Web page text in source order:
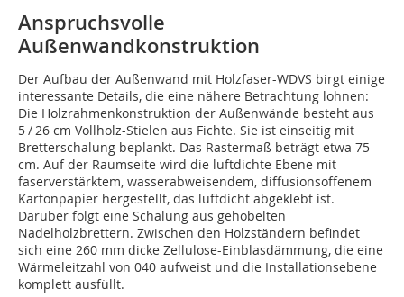
Anspruchsvolle
Außenwandkonstruktion
Der Aufbau der Außenwand mit Holzfaser-WDVS birgt einige
interessante Details, die eine nähere Betrachtung lohnen:
Die Holzrahmenkonstruktion der Außenwände besteht aus
5 / 26 cm Vollholz-Stielen aus Fichte. Sie ist einseitig mit
Bretterschalung beplankt. Das Rastermaß beträgt etwa 75
cm. Auf der Raumseite wird die luftdichte Ebene mit
faserverstärktem, wasserabweisendem, diffusionsoffenem
Kartonpapier hergestellt, das luftdicht abgeklebt ist.
Darüber folgt eine Schalung aus gehobelten
Nadelholzbrettern. Zwischen den Holzständern befindet
sich eine 260 mm dicke Zellulose-Einblasdämmung, die eine
Wärmeleitzahl von 040 aufweist und die Installationsebene
komplett ausfüllt.